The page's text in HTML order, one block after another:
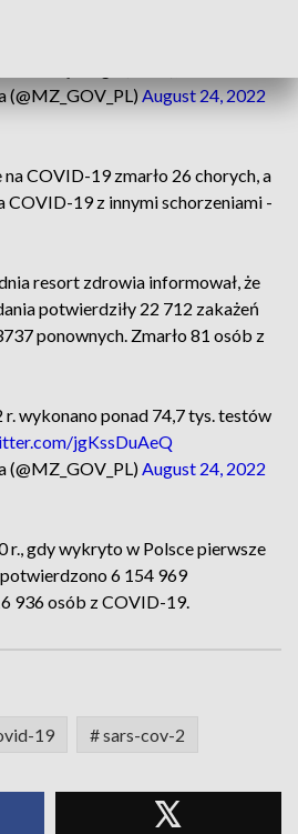
August 24, 2022
COVID-19 zmarło 26 chorych, a
COVID-19 z innymi schorzeniami -
resort zdrowia informował, że
potwierdziły 22 712 zakażeń
ponownych. Zmarło 81 osób z
wykonano ponad 74,7 tys. testów
jgKssDuAeQ
August 24, 2022
r., gdy wykryto w Polsce pierwsze
potwierdzono 6 154 969
936 osób z COVID-19.
19 # sars-cov-2